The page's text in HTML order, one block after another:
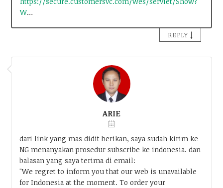
W…
REPLY ↓
ARIE
dari link yang mas didit berikan, saya sudah kirim ke
NG menanyakan prosedur subscribe ke indonesia. dan
balasan yang saya terima di email:
"We regret to inform you that our web is unavailable
for Indonesia at the moment. To order your